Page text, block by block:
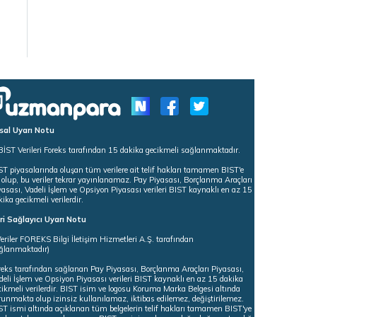
Uyarı Notu
Verileri Foreks tarafından 15 dakika gecikmeli sağlanmaktadır.
piyasalarında oluşan tüm verilere ait telif hakları tamamen BIST'e
bu veriler tekrar yayınlanamaz. Pay Piyasası, Borçlanma Araçları
Vadeli İşlem ve Opsiyon Piyasası verileri BIST kaynaklı en az 15
gecikmeli verilerdir.
Sağlayıcı Uyarı Notu
FOREKS Bilgi İletişim Hizmetleri A.Ş. tarafından
tarafından sağlanan Pay Piyasası, Borçlanma Araçları Piyasası,
İşlem ve Opsiyon Piyasası verileri BIST kaynaklı en az 15 dakika
verilerdir. BIST isim ve logosu Koruma Marka Belgesi altında
olup izinsiz kullanılamaz, iktibas edilemez, değiştirilemez.
ismi altında açıklanan tüm belgelerin telif hakları tamamen BIST'ye